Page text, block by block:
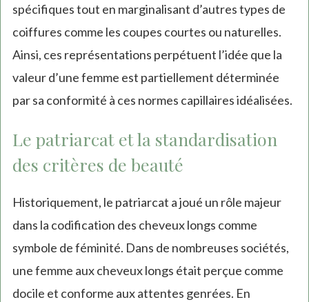
spécifiques tout en marginalisant d’autres types de
coiffures comme les coupes courtes ou naturelles.
Ainsi, ces représentations perpétuent l’idée que la
valeur d’une femme est partiellement déterminée
par sa conformité à ces normes capillaires idéalisées.
Le patriarcat et la standardisation
des critères de beauté
Historiquement, le patriarcat a joué un rôle majeur
dans la codification des cheveux longs comme
symbole de féminité. Dans de nombreuses sociétés,
une femme aux cheveux longs était perçue comme
docile et conforme aux attentes genrées. En